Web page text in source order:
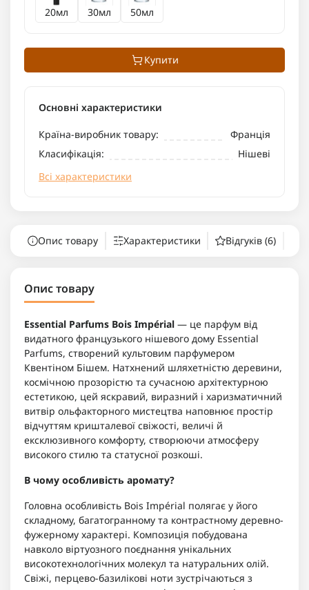
20мл 30мл 50мл
Купити
Основні характеристики
Країна-виробник товару:
Франція
Класифікація:
Нішеві
Всі характеристики
Опис товару Характеристики Відгуків (6)
Опис товару
Essential Parfums Bois Impérial — це парфум від
видатного французького нішевого дому Essential
Parfums, створений культовим парфумером
Квентіном Бішем. Натхнений шляхетністю деревини,
космічною прозорістю та сучасною архітектурною
естетикою, цей яскравий, виразний і харизматичний
витвір ольфакторного мистецтва наповнює простір
відчуттям кришталевої свіжості, величі й
ексклюзивного комфорту, створюючи атмосферу
високого стилю та статусної розкоші.
В чому особливість аромату?
Головна особливість Bois Impérial полягає у його
складному, багатогранному та контрастному деревно-
фужерному характері. Композиція побудована
навколо віртуозного поєднання унікальних
високотехнологічних молекул та натуральних олій.
Свіжі, перцево-базилікові ноти зустрічаються з